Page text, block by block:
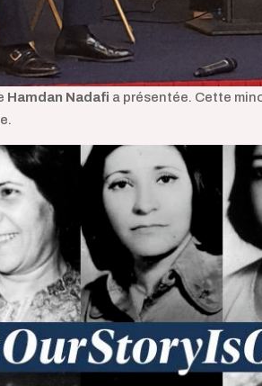
Hamdan Nadafi a présentée. Cette